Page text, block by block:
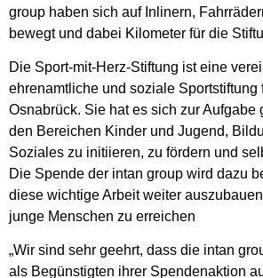
group haben sich auf Inlinern,
bewegt und dabei Kilometer für die
Die Sport-mit-Herz-Stiftung ist eine
ehrenamtliche und soziale Sportstiftung
Osnabrück. Sie hat es sich zur Aufgabe
den Bereichen Kinder und Jugend,
Soziales zu initiieren, zu fördern und
Die Spende der intan group wird dazu
diese wichtige Arbeit weiter
junge Menschen zu erreichen
„Wir sind sehr geehrt, dass die intan
als Begünstigten ihrer Spendenaktion